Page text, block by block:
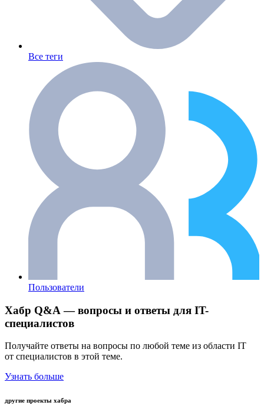
Все теги
Пользователи
Хабр Q&A — вопросы и ответы для IT-
специалистов
Получайте ответы на вопросы по любой теме из области IT
от специалистов в этой теме.
Узнать больше
другие проекты хабра